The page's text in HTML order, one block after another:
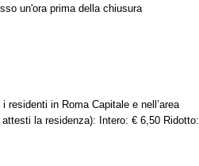
un'ora prima della chiusura
residenti in Roma Capitale e nell’area
la residenza): Intero: € 6,50 Ridotto: